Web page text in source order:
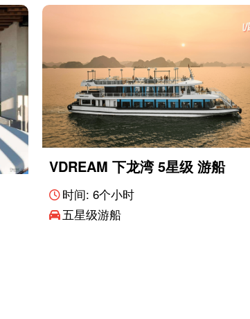
VDREAM 下龙湾 5星级 游船
时间: 6个小时
五星级游船